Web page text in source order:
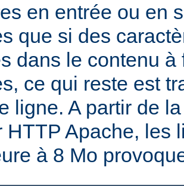
en entrée ou en
que si des
dans le contenu à
ce qui reste est
ligne. A partir de
HTTP Apache, les
à 8 Mo